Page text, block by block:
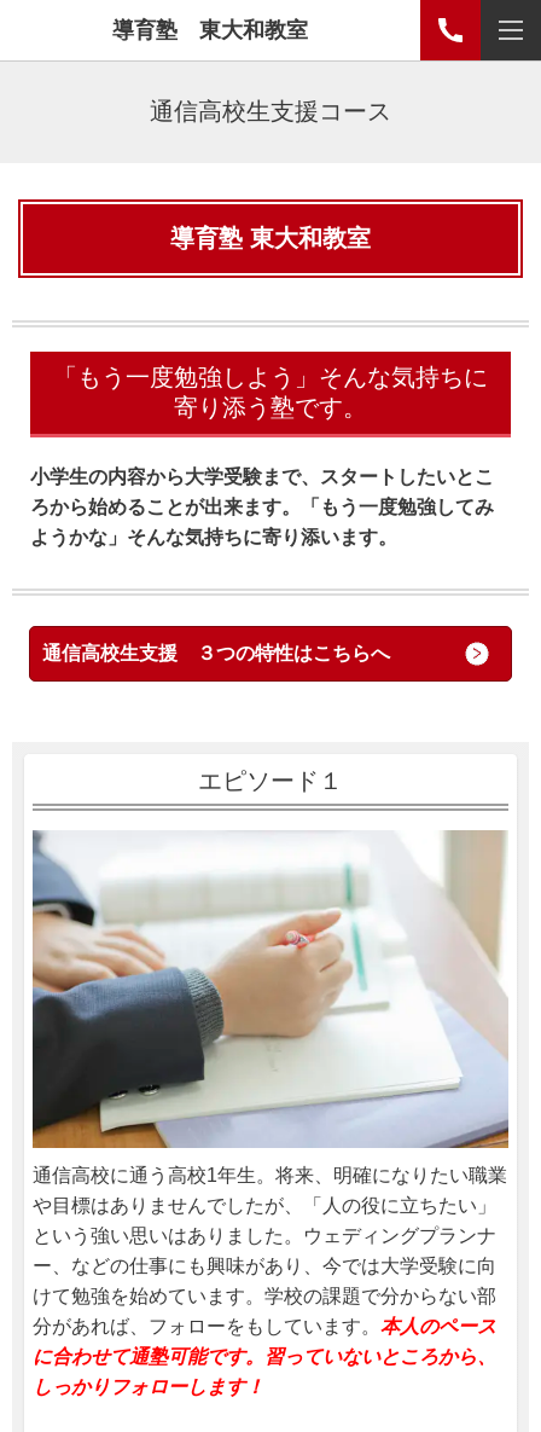
導育塾 東大和教室
通信高校生支援コース
導育塾 東大和教室
「もう一度勉強しよう」そんな気持ちに
寄り添う塾です。
小学生の内容から大学受験まで、スタートしたいとこ
ろから始めることが出来ます。「もう一度勉強してみ
ようかな」そんな気持ちに寄り添います。
通信高校生支援 ３つの特性はこちらへ
エピソード１
通信高校に通う高校1年生。将来、明確になりたい職業
や目標はありませんでしたが、「人の役に立ちたい」
という強い思いはありました。ウェディングプランナ
ー、などの仕事にも興味があり、今では大学受験に向
けて勉強を始めています。学校の課題で分からない部
分があれば、フォローをもしています。 本人のペース
に合わせて通塾可能です。習っていないところから、
しっかりフォローします！